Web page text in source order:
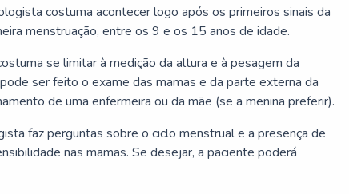
costuma acontecer logo após os primeiros sinais da
menstruação, entre os 9 e os 15 anos de idade.
se limitar à medição da altura e à pesagem da
ser feito o exame das mamas e da parte externa da
de uma enfermeira ou da mãe (se a menina preferir).
faz perguntas sobre o ciclo menstrual e a presença de
nas mamas. Se desejar, a paciente poderá